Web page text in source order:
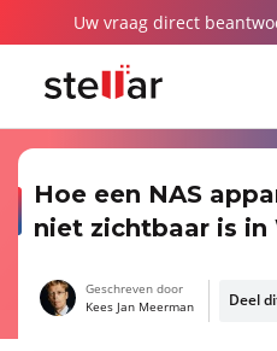
Uw vraag direct
Hoe een NAS
niet zichtbaar is in
Geschreven door
Kees Jan Meerman
Deel